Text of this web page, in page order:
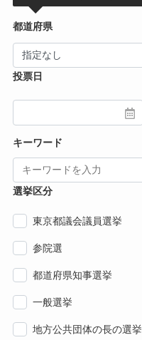
都道府県
投票日
キーワード
選挙区分
東京都議会議員選挙
参院選
都道府県知事選挙
一般選挙
地方公共団体の長の選挙